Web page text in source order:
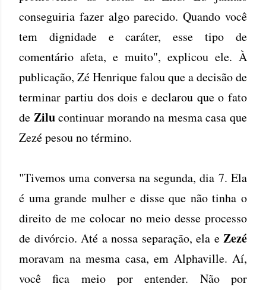
conseguiria fazer algo parecido. Quando você
tem dignidade e caráter, esse tipo de
comentário afeta, e muito", explicou ele. À
publicação, Zé Henrique falou que a decisão de
terminar partiu dos dois e declarou que o fato
de Zilucontinuar morando na mesma casa que
Zezé pesou no término.
"Tivemos uma conversa na segunda, dia 7. Ela
é uma grande mulher e disse que não tinha o
direito de me colocar no meio desse processo
de divórcio. Até a nossa separação, ela e Zezé
moravam na mesma casa, em Alphaville. Aí,
você fica meio por entender. Não por